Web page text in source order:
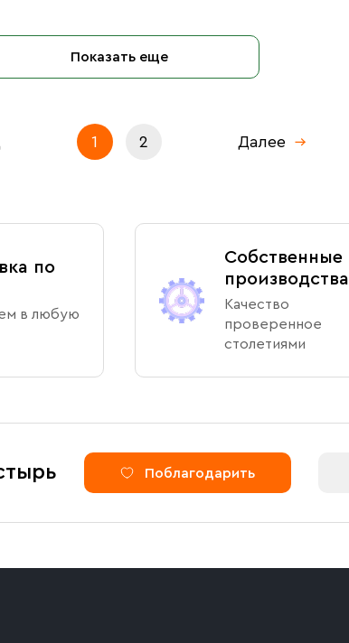
Показать еще
1 2 Далее
по
в любую
Собственные
производства
Качество
проверенное
столетиями
Поблагодарить